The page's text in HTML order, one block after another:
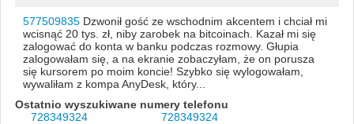
577509835Dzwonił gość ze wschodnim akcentem i chciał mi
wcisnąć 20 tys. zł, niby zarobek na bitcoinach. Kazał mi się
zalogować do konta w banku podczas rozmowy. Głupia
zalogowałam się, a na ekranie zobaczyłam, że on porusza
się kursorem po moim koncie! Szybko się wylogowałam,
wywaliłam z kompa AnyDesk, który...
Ostatnio wyszukiwane numery telefonu
728349324
728349324